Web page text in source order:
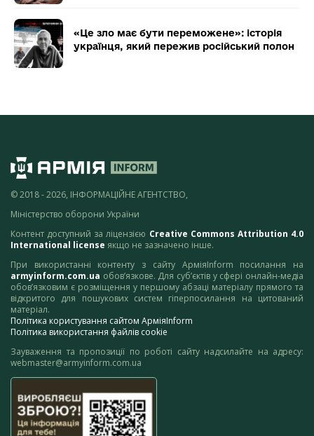
«Це зло має бути переможене»: історія
українця, який пережив російський полон
© 2018 - 2026, ІНФОРМАЦІЙНЕ АГЕНТСТВО,
Міністерство оборони України
Контент доступний за ліцензією Creative Commons Attribution 4.0
International license якщо не зазначено інше.
При використанні контенту з сайту АрміяInform посилання на
armyinform.com.ua обов’язкове. Для суб’єктів у сфері онлайн-медіа
обов’язковим є розміщення у першому абзаці матеріалу прямого та
відкритого для пошукових систем гіперпосилання на цитований
матеріал.
Політика користування сайтом АрміяInform
Політика використання файлів cookie
Зауваження та пропозиції по роботі сайту надсилайте на адресу:
webmaster@armyinform.com.ua